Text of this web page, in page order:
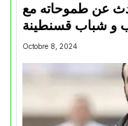
عن طموحاته مع
و شباب قسنطينة
Octobre 8, 2024